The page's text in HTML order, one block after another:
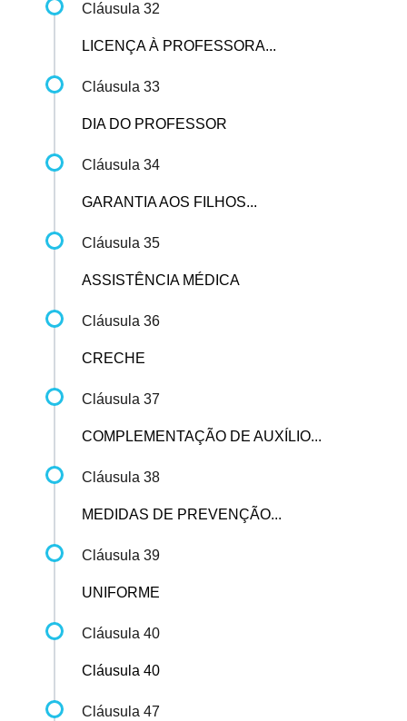
Cláusula 32
LICENÇA À PROFESSORA...
Cláusula 33
DIA DO PROFESSOR
Cláusula 34
GARANTIA AOS FILHOS...
Cláusula 35
ASSISTÊNCIA MÉDICA
Cláusula 36
CRECHE
Cláusula 37
COMPLEMENTAÇÃO DE AUXÍLIO...
Cláusula 38
MEDIDAS DE PREVENÇÃO...
Cláusula 39
UNIFORME
Cláusula 40
Cláusula 40
Cláusula 47